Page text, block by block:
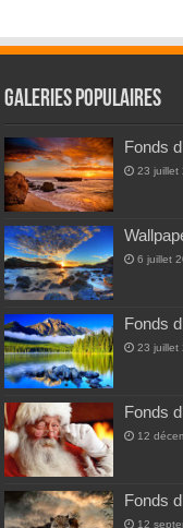
Galeries Populaires
Fonds
23 juillet
6 juillet
Fonds
23 juillet
Fonds
12
Fonds
12